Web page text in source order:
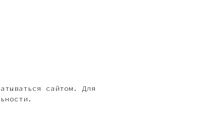
сайтом. Для